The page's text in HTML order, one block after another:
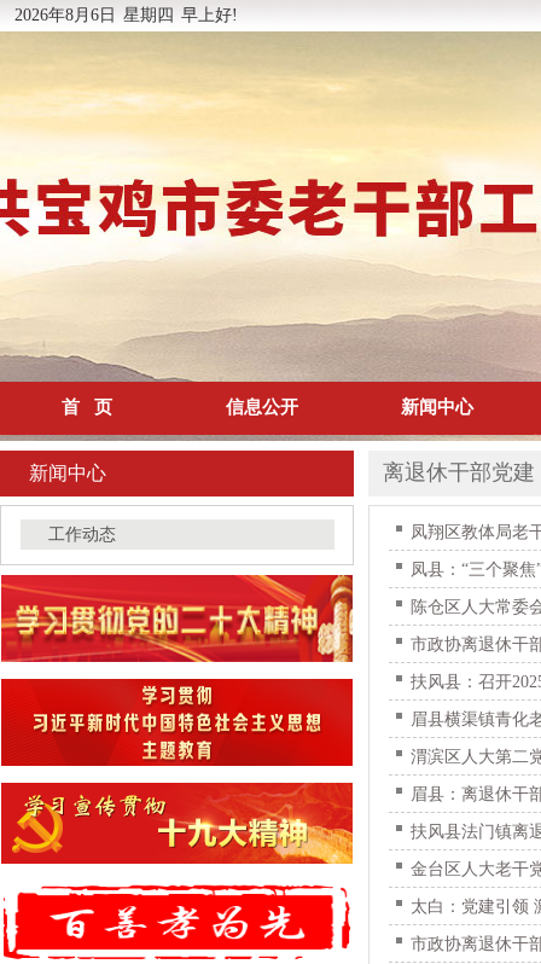
2026年8月6日 星期四 早上好!
首 页 信息公开 新闻中心
离退休干部党建
凤翔区教体局老
凤县：“三个聚
陈仓区人大常委
市政协离退休干
扶风县：召开
眉县横渠镇青化
渭滨区人大第二
眉县：离退休干
扶风县法门镇离
金台区人大老干
太白：党建引领
市政协离退休干
新闻中心
工作动态